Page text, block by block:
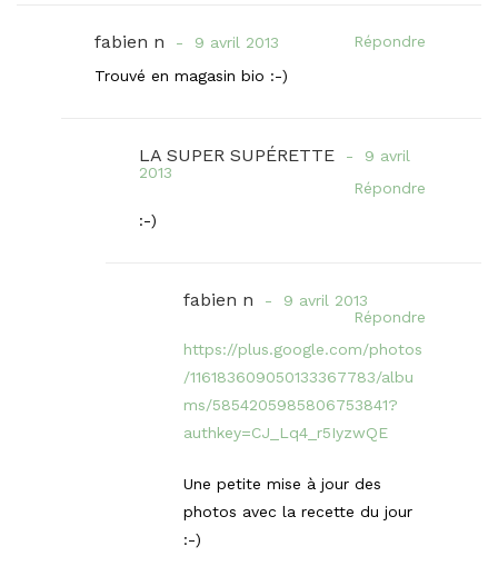
fabien n 9 avril 2013
Répondre
Trouvé en magasin bio :-)
LA SUPER SUPÉRETTE
9 avril
2013
Répondre
:-)
fabien n
9 avril 2013
Répondre
https://plus.google.com/photos
/116183609050133367783/albu
ms/5854205985806753841?
authkey=CJ_Lq4_r5IyzwQE
Une petite mise à jour des
photos avec la recette du jour
:-)